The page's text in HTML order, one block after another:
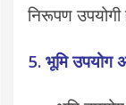
निरूपण उपयोगी
5. भूमि